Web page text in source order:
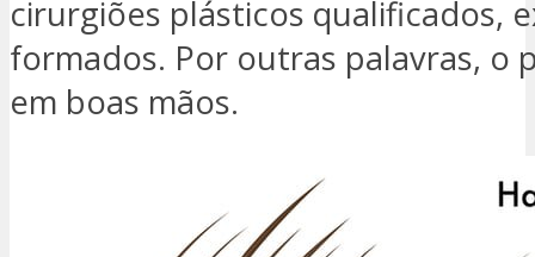
cirurgiões plásticos qualificados,
formados. Por outras palavras, o
em boas mãos.